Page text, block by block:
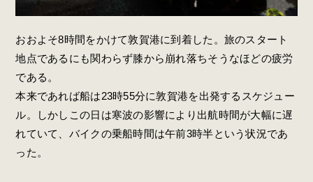
おおよそ8時間をかけて敦賀港に到着した。旅のスタート
地点であるにも関わらず膝から崩れ落ちそうなほどの疲労
である。
本来であれば船は23時55分に敦賀港を出発するスケジュー
ル。しかしこの日は寒波の影響により出航時間が大幅に遅
れていて、バイクの乗船時間は午前3時半という状況であ
った。